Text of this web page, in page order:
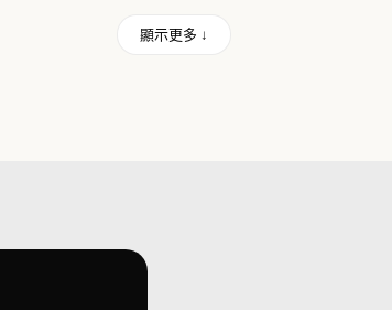
顯示更多 ↓